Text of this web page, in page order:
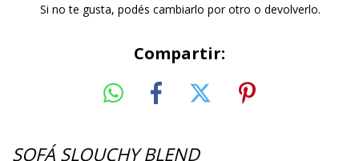
Si no te gusta, podés cambiarlo por otro o devolverlo.
Compartir:
SOFÁ SLOUCHY BLEND